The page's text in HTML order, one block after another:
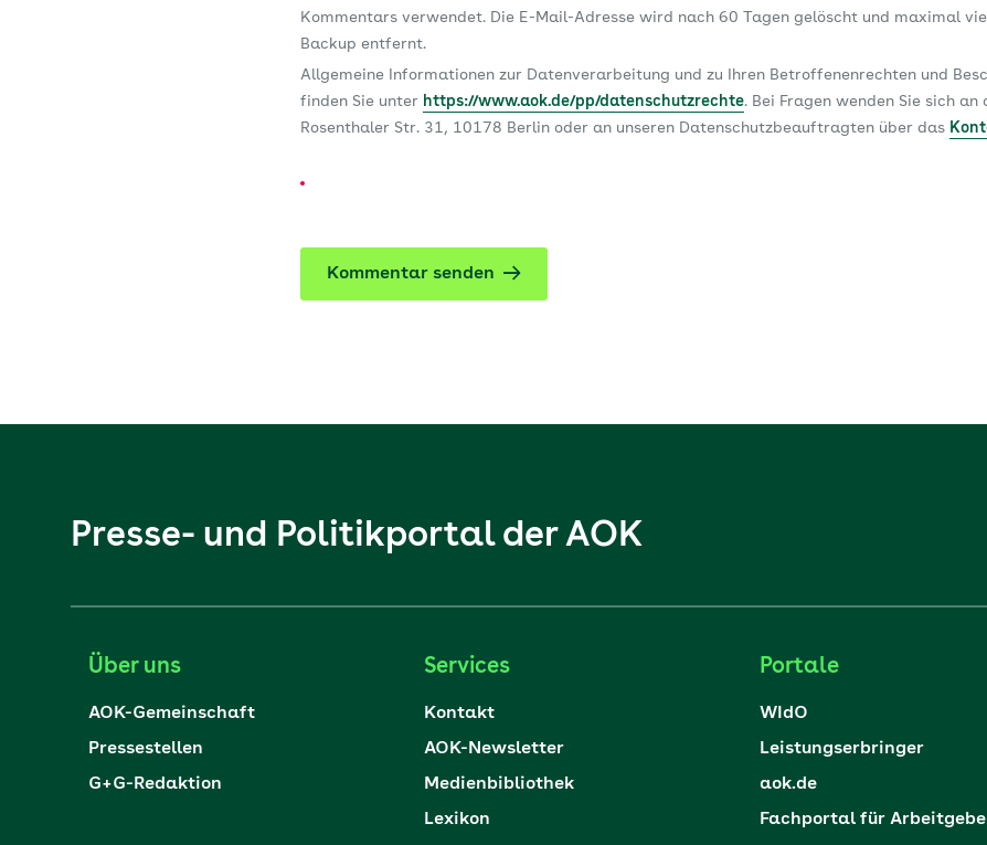
Kommentars verwendet. Die E-Mail-Adresse wird nach 60 Tagen gelöscht und maximal
Backup entfernt.
Allgemeine Informationen zur Datenverarbeitung und zu Ihren Betroffenenrechten und
finden Sie unter https://www.aok.de/pp/datenschutzrechte. Bei Fragen wenden Sie sich an
Rosenthaler Str. 31, 10178 Berlin oder an unseren Datenschutzbeauftragten über das
Kommentar senden
Presse- und Politikportal der AOK
Über uns
AOK-Gemeinschaft
Pressestellen
G+G-Redaktion
Services
Kontakt
AOK-Newsletter
Medienbibliothek
Lexikon
Portale
WIdO
Leistungserbringer
aok.de
Fachportal für